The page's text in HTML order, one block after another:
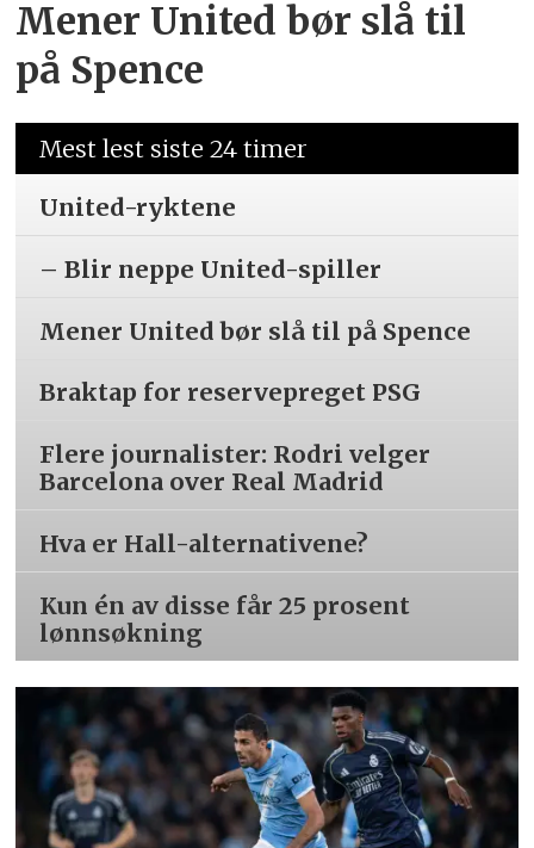
Mener United bør slå til
på Spence
Mest lest siste 24 timer
United-ryktene
– Blir neppe United-spiller
Mener United bør slå til på Spence
Braktap for reservepreget PSG
Flere journalister: Rodri velger
Barcelona over Real Madrid
Hva er Hall-alternativene?
Kun én av disse får 25 prosent
lønnsøkning